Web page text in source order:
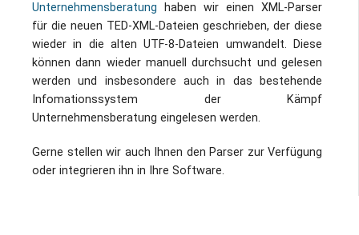
Unternehmensberatung haben wir einen XML-Parser
für die neuen TED-XML-Dateien geschrieben, der diese
wieder in die alten UTF-8-Dateien umwandelt. Diese
können dann wieder manuell durchsucht und gelesen
werden und insbesondere auch in das bestehende
Infomationssystem der Kämpf
Unternehmensberatung eingelesen werden.
Gerne stellen wir auch Ihnen den Parser zur Verfügung
oder integrieren ihn in Ihre Software.